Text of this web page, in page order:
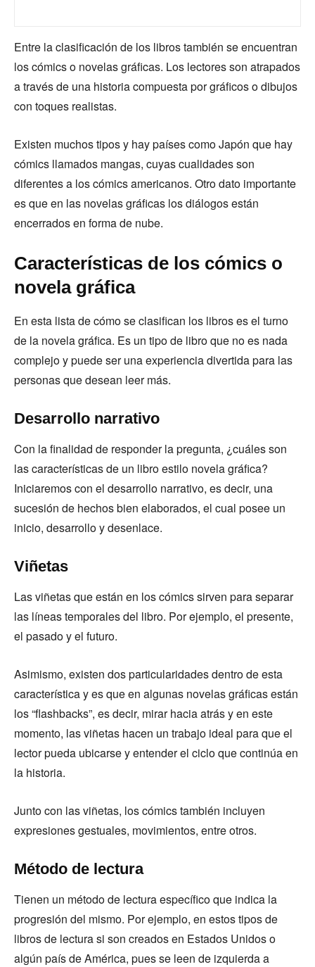
Entre la clasificación de los libros también se encuentran
los cómics o novelas gráficas. Los lectores son atrapados
a través de una historia compuesta por gráficos o dibujos
con toques realistas.
Existen muchos tipos y hay países como Japón que hay
cómics llamados mangas, cuyas cualidades son
diferentes a los cómics americanos. Otro dato importante
es que en las novelas gráficas los diálogos están
encerrados en forma de nube.
Características de los cómics o
novela gráfica
En esta lista de cómo se clasifican los libros es el turno
de la novela gráfica. Es un tipo de libro que no es nada
complejo y puede ser una experiencia divertida para las
personas que desean leer más.
Desarrollo narrativo
Con la finalidad de responder la pregunta, ¿cuáles son
las características de un libro estilo novela gráfica?
Iniciaremos con el desarrollo narrativo, es decir, una
sucesión de hechos bien elaborados, el cual posee un
inicio, desarrollo y desenlace.
Viñetas
Las viñetas que están en los cómics sirven para separar
las líneas temporales del libro. Por ejemplo, el presente,
el pasado y el futuro.
Asimismo, existen dos particularidades dentro de esta
característica y es que en algunas novelas gráficas están
los “flashbacks”, es decir, mirar hacia atrás y en este
momento, las viñetas hacen un trabajo ideal para que el
lector pueda ubicarse y entender el ciclo que continúa en
la historia.
Junto con las viñetas, los cómics también incluyen
expresiones gestuales, movimientos, entre otros.
Método de lectura
Tienen un método de lectura específico que indica la
progresión del mismo. Por ejemplo, en estos tipos de
libros de lectura si son creados en Estados Unidos o
algún país de América, pues se leen de izquierda a